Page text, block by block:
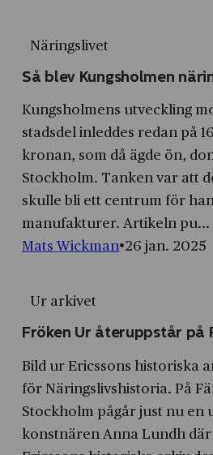
Näringslivet
Så blev Kungsholmen
Kungsholmens utveckling
stadsdel inleddes redan på
kronan, som då ägde ön,
Stockholm. Tanken var att
skulle bli ett centrum för
manufakturer. Artikeln pu...
Mats Wickman 26 jan. 2025
Ur arkivet
Fröken Ur återuppstår på
Bild ur Ericssons historiska
för Näringslivshistoria. På
Stockholm pågår just nu en
konstnären Anna Lundh